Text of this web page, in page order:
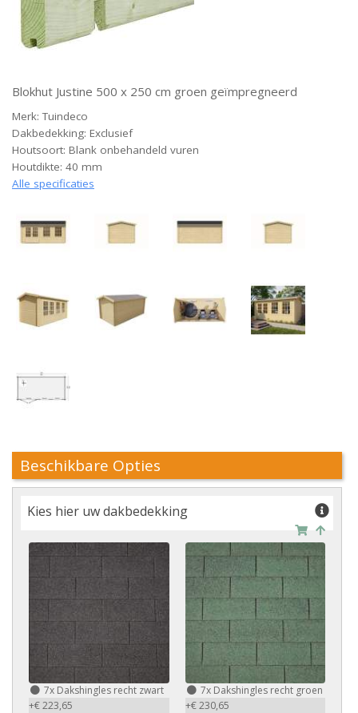
Blokhut Justine 500 x 250 cm groen geïmpregneerd
Merk: Tuindeco
Dakbedekking: Exclusief
Houtsoort: Blank onbehandeld vuren
Houtdikte: 40 mm
Alle specificaties
Beschikbare Opties
Kies hier uw dakbedekking
7x Dakshingles recht zwart
+€ 223,65
7x Dakshingles recht groen
+€ 230,65